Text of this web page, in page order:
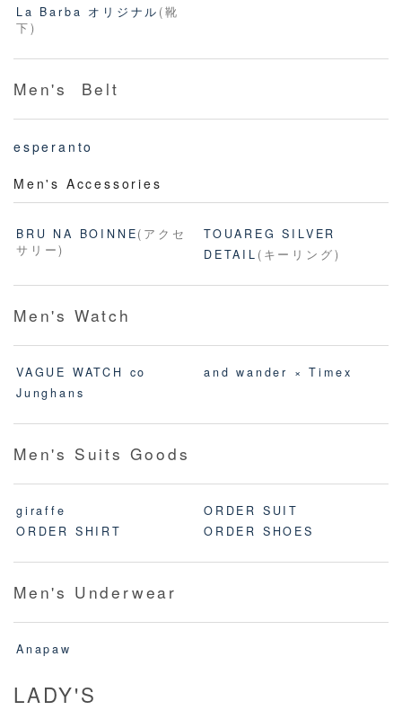
La Barba オリジナル (靴
下)
Men's Belt
esperanto
Men's Accessories
BRU NA BOINNE(アクセ
サリー)
TOUAREG SILVER
DETAIL (キーリング)
Men's Watch
VAGUE WATCH co
and wander × Timex
Junghans
Men's Suits Goods
giraffe
ORDER SUIT
ORDER SHIRT
ORDER SHOES
Men's Underwear
Anapaw
LADY'S